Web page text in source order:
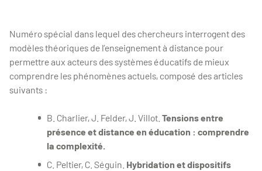
Numéro spécial dans lequel des chercheurs interrogent des
modèles théoriques de l’enseignement à distance pour
permettre aux acteurs des systèmes éducatifs de mieux
comprendre les phénomènes actuels, composé des articles
suivants :
B. Charlier, J. Felder, J. Villot. Tensions entre
présence et distance en éducation : comprendre
la complexité.
C. Peltier, C. Séguin. Hybridation et dispositifs